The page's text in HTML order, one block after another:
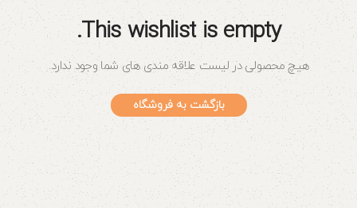
This wishlist is empty.
هیچ محصولی در لیست علاقه مندی های شما وجود ندارد.
بازگشت به فروشگاه